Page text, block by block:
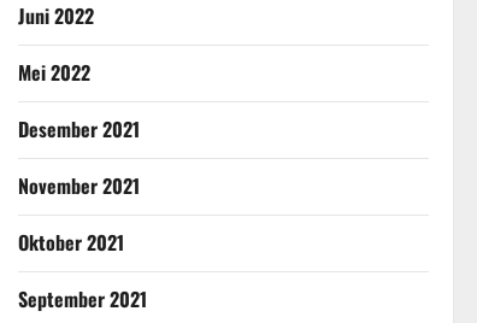
Juni 2022
Mei 2022
Desember 2021
November 2021
Oktober 2021
September 2021